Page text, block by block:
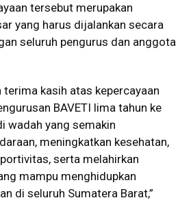
tersebut merupakan
yang harus dijalankan secara
seluruh pengurus dan anggota
terima kasih atas kepercayaan
BAVETI lima tahun ke
wadah yang semakin
meningkatkan kesehatan,
serta melahirkan
mampu menghidupkan
di seluruh Sumatera Barat,”